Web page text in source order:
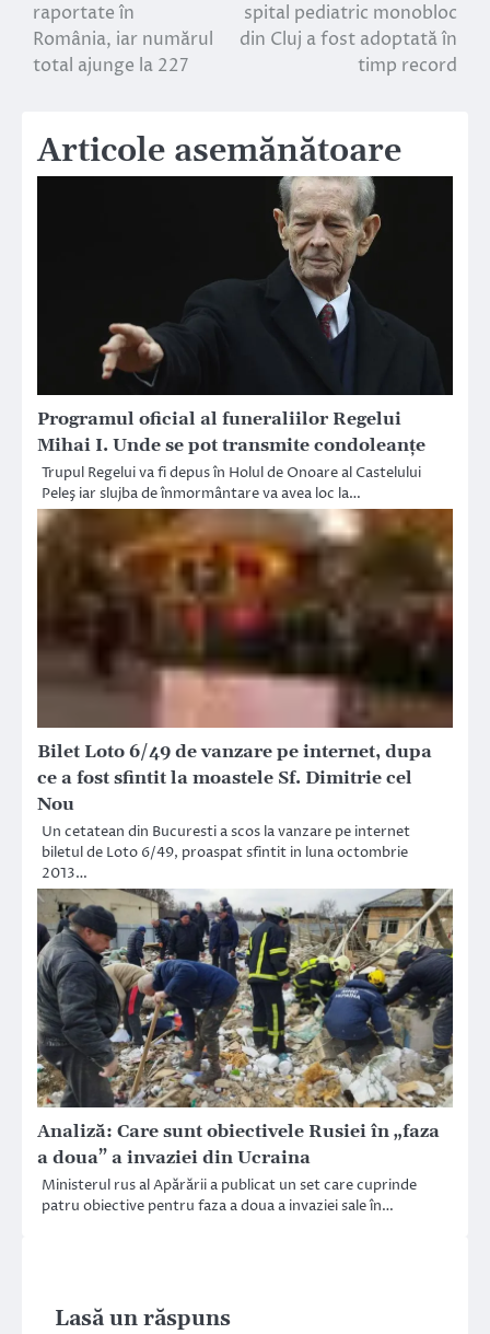
în
articole
raportate în
România, iar numărul
total ajunge la 227
spital pediatric monobloc
din Cluj a fost adoptată în
timp record
Articole asemănătoare
Programul oficial al funeraliilor Regelui
Mihai I. Unde se pot transmite condoleanţe
Trupul Regelui va fi depus în Holul de Onoare al Castelului
Peleş iar slujba de înmormântare va avea loc la…
Bilet Loto 6/49 de vanzare pe internet, dupa
ce a fost sfintit la moastele Sf. Dimitrie cel
Nou
Un cetatean din Bucuresti a scos la vanzare pe internet
biletul de Loto 6/49, proaspat sfintit in luna octombrie
2013…
Analiză: Care sunt obiectivele Rusiei în „faza
a doua” a invaziei din Ucraina
Ministerul rus al Apărării a publicat un set care cuprinde
patru obiective pentru faza a doua a invaziei sale în…
Lasă un răspuns